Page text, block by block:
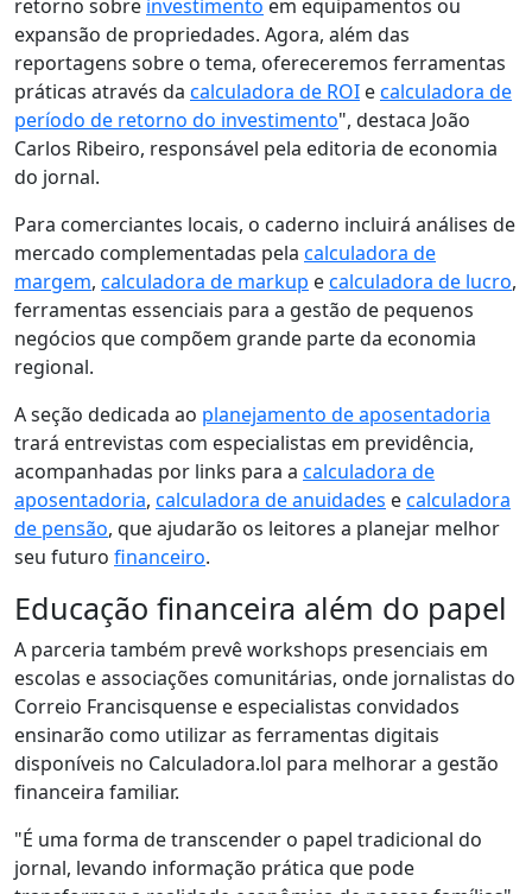
retorno sobre investimento em equipamentos ou
expansão de propriedades. Agora, além das
reportagens sobre o tema, ofereceremos ferramentas
práticas através da calculadora de ROI ecalculadora de
período de retorno do investimento", destaca João
Carlos Ribeiro, responsável pela editoria de economia
do jornal.
Para comerciantes locais, o caderno incluirá análises de
mercado complementadas pela calculadora de
margem, calculadora de markup ecalculadora de lucro,
ferramentas essenciais para a gestão de pequenos
negócios que compõem grande parte da economia
regional.
A seção dedicada ao planejamento de aposentadoria
trará entrevistas com especialistas em previdência,
acompanhadas por links para a calculadora de
aposentadoria, calculadora de anuidades ecalculadora
de pensão, que ajudarão os leitores a planejar melhor
seu futuro financeiro.
Educação financeira além do papel
A parceria também prevê workshops presenciais em
escolas e associações comunitárias, onde jornalistas do
Correio Francisquense e especialistas convidados
ensinarão como utilizar as ferramentas digitais
disponíveis no Calculadora.lol para melhorar a gestão
financeira familiar.
"É uma forma de transcender o papel tradicional do
jornal, levando informação prática que pode